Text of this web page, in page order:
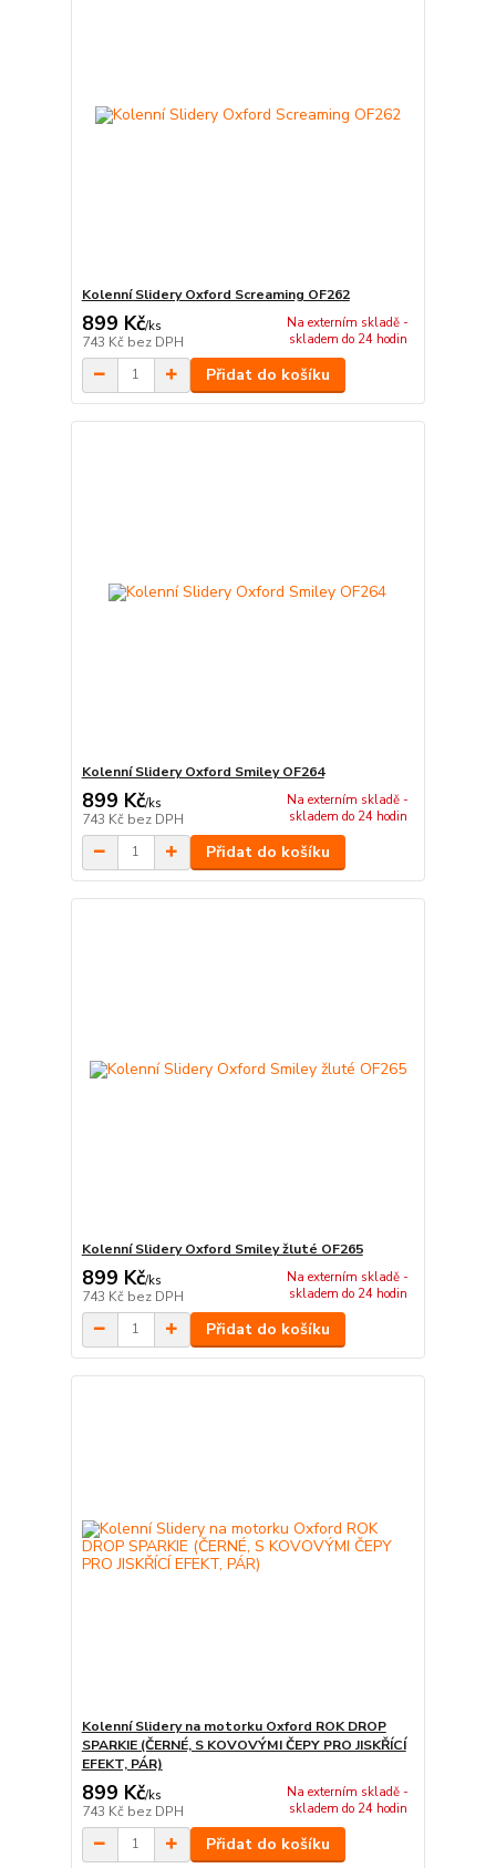
Kolenní Slidery Oxford Screaming OF262
899 Kč/ks
743 Kč bez DPH
Na externím skladě -
skladem do 24 hodin
Přidat do košíku
Kolenní Slidery Oxford Smiley OF264
899 Kč/ks
743 Kč bez DPH
Na externím skladě -
skladem do 24 hodin
Přidat do košíku
Kolenní Slidery Oxford Smiley žluté OF265
899 Kč/ks
743 Kč bez DPH
Na externím skladě -
skladem do 24 hodin
Přidat do košíku
Kolenní Slidery na motorku Oxford ROK DROP
SPARKIE (ČERNÉ, S KOVOVÝMI ČEPY PRO JISKŘÍCÍ
EFEKT, PÁR)
899 Kč/ks
743 Kč bez DPH
Na externím skladě -
skladem do 24 hodin
Přidat do košíku